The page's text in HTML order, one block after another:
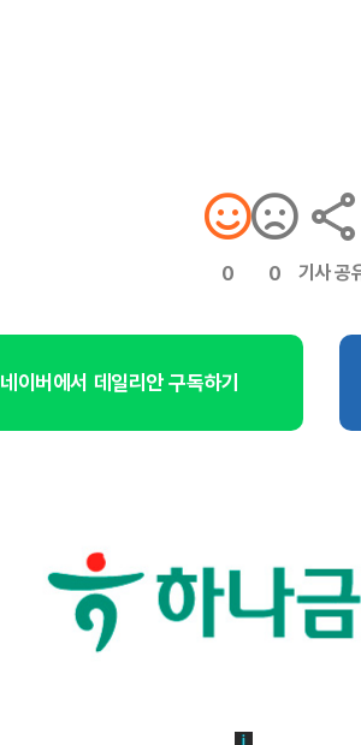
0 0 기사 공
네이버에서 데일리안 구독하기